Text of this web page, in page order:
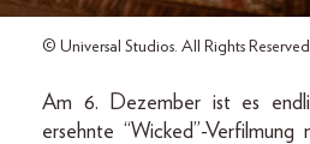
© Universal Studios. All Rights
Am 6. Dezember ist es
ersehnte “Wicked”-